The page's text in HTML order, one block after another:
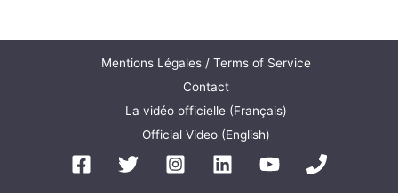
Mentions Légales / Terms of Service
Contact
La vidéo officielle (Français)
Official Video (English)